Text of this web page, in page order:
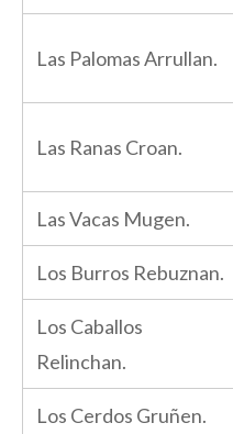
Las Palomas Arrullan.
Las Ranas Croan.
Las Vacas Mugen.
Los Burros Rebuznan.
Los Caballos
Relinchan.
Los Cerdos Gruñen.